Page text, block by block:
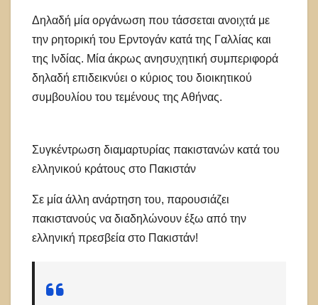
Δηλαδή μία οργάνωση που τάσσεται ανοιχτά με
την ρητορική του Ερντογάν κατά της Γαλλίας και
της Ινδίας. Μία άκρως ανησυχητική συμπεριφορά
δηλαδή επιδεικνύει ο κύριος του διοικητικού
συμβουλίου του τεμένους της Αθήνας.
Συγκέντρωση διαμαρτυρίας πακιστανών κατά του
ελληνικού κράτους στο Πακιστάν
Σε μία άλλη ανάρτηση του, παρουσιάζει
πακιστανούς να διαδηλώνουν έξω από την
ελληνική πρεσβεία στο Πακιστάν!